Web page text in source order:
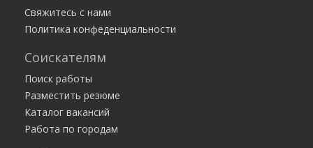
Свяжитесь с нами
Политика конфеденциальности
Соискателям
Поиск работы
Разместить резюме
Каталог вакансий
Работа по городам